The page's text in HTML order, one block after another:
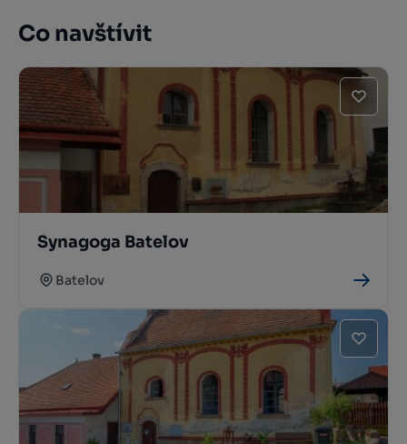
Co navštívit
Synagoga Batelov
Batelov